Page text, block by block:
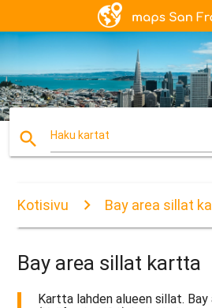
search Haku kartat
Kotisivu Bay area sillat
Bay area sillat kartta
Kartta lahden alueen sillat.